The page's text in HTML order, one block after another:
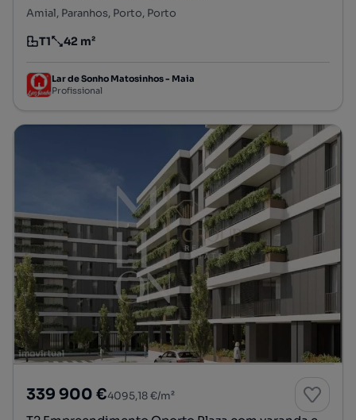
Amial, Paranhos, Porto, Porto
Tipologia
T1
Preço por metro quadrado
42 m²
Lar de Sonho Matosinhos - Maia
Profissional
339 900 €4095,18 €/m²